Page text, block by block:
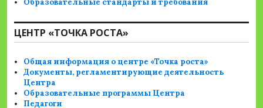
Образовательные стандарты и требования
ЦЕНТР «ТОЧКА РОСТА»
Общая информация о центре «Точка роста»
Документы, регламентирующие деятельность
Центра
Образовательные программы Центра
Педагоги